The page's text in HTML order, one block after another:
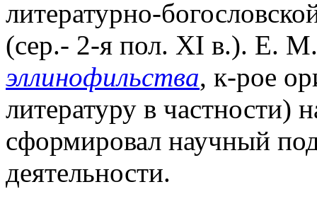
литературно-
(сер.- 2-я пол. XI в.). Е. М.
эллинофильства, к-рое
литературу в частности)
сформировал научный
деятельности.